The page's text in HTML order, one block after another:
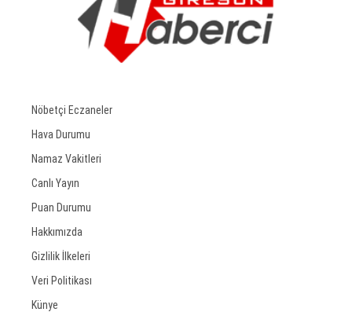
Nöbetçi Eczaneler
Hava Durumu
Namaz Vakitleri
Canlı Yayın
Puan Durumu
Hakkımızda
Gizlilik İlkeleri
Veri Politikası
Künye